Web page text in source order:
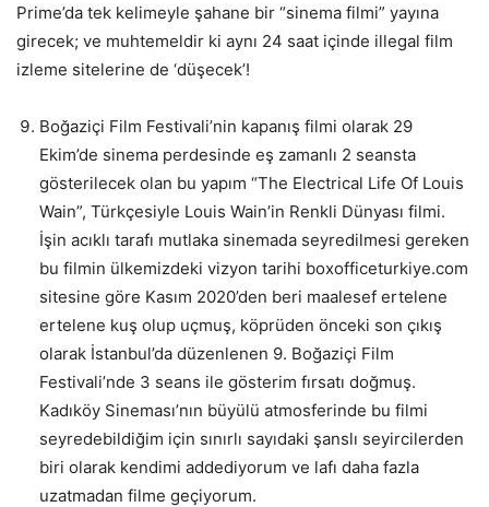
Prime’da tek kelimeyle şahane bir “sinema filmi” yayına
girecek; ve muhtemeldir ki aynı 24 saat içinde illegal film
izleme sitelerine de ‘düşecek’!
Boğaziçi Film Festivali’nin kapanış filmi olarak 29
Ekim’de sinema perdesinde eş zamanlı 2 seansta
gösterilecek olan bu yapım “The Electrical Life Of Louis
Wain”, Türkçesiyle Louis Wain’in Renkli Dünyası filmi.
İşin acıklı tarafı mutlaka sinemada seyredilmesi gereken
bu filmin ülkemizdeki vizyon tarihi boxofficeturkiye.com
sitesine göre Kasım 2020’den beri maalesef ertelene
ertelene kuş olup uçmuş, köprüden önceki son çıkış
olarak İstanbul’da düzenlenen 9. Boğaziçi Film
Festivali’nde 3 seans ile gösterim fırsatı doğmuş.
Kadıköy Sineması’nın büyülü atmosferinde bu filmi
seyredebildiğim için sınırlı sayıdaki şanslı seyircilerden
biri olarak kendimi addediyorum ve lafı daha fazla
uzatmadan filme geçiyorum.